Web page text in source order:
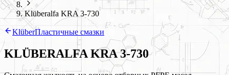
Klüberalfa KRA 3-730
KlüberПластичные смазки
KLÜBERALFA KRA 3-730